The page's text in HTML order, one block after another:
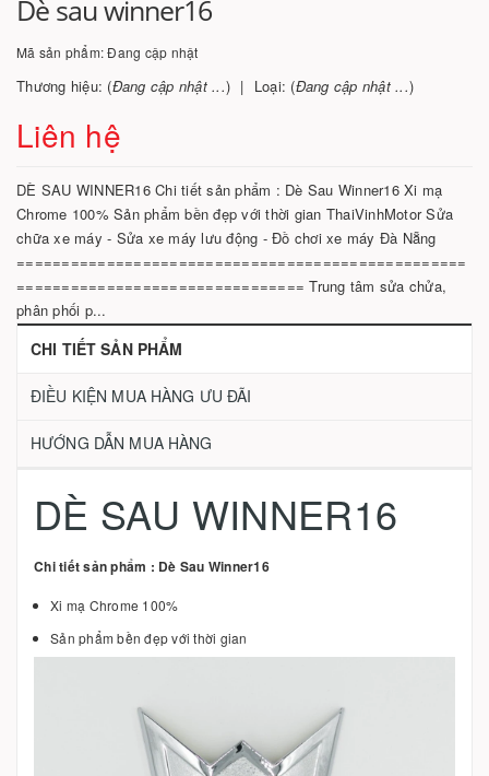
Dè sau winner16
Mã sản phẩm:Đang cập nhật
Thương hiệu: (Đang cập nhật ...) Loại: (Đang cập nhật ...)
Liên hệ
DÈ SAU WINNER16 Chi tiết sản phẩm : Dè Sau Winner16 Xi mạ
Chrome 100% Sản phẩm bền đẹp với thời gian ThaiVinhMotor Sửa
chữa xe máy - Sửa xe máy lưu động - Đồ chơi xe máy Đà Nẵng
==================================================
================================ Trung tâm sửa chửa,
phân phối p...
CHI TIẾT SẢN PHẨM
ĐIỀU KIỆN MUA HÀNG ƯU ĐÃI
HƯỚNG DẪN MUA HÀNG
DÈ SAU WINNER16
Chi tiết sản phẩm : Dè Sau Winner16
Xi mạ Chrome 100%
Sản phẩm bền đẹp với thời gian